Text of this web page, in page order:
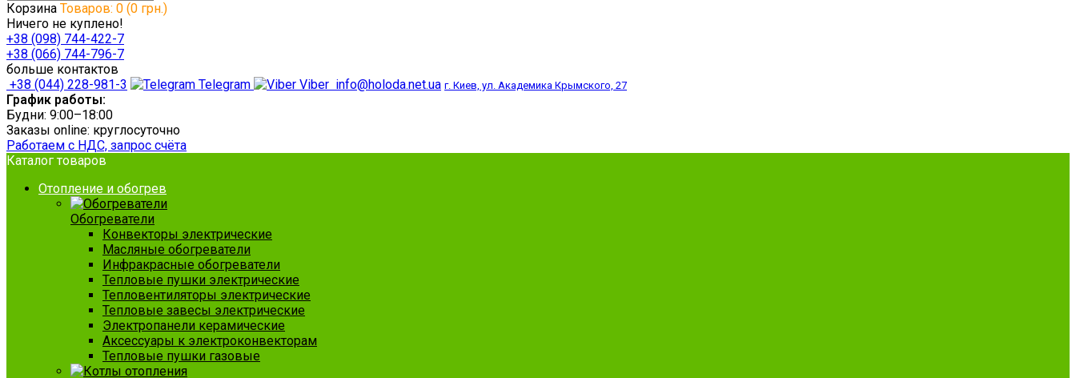
Корзина Товаров: 0 (0 грн.)
Ничего не куплено!
+38 (098) 744-422-7
+38 (066) 744-796-7
больше контактов
+38 (044) 228-981-3
Telegram Viber info@holoda.net.ua г. Киев, ул. Академика Крымского, 27
График работы:
Будни: 9:00–18:00
Заказы online: круглосуточно
Работаем с НДС, запрос счёта
Каталог товаров
Отопление и обогрев
Обогреватели
Конвекторы электрические
Масляные обогреватели
Инфракрасные обогреватели
Тепловые пушки электрические
Тепловентиляторы электрические
Тепловые завесы электрические
Электропанели керамические
Аксессуары к электроконвекторам
Тепловые пушки газовые